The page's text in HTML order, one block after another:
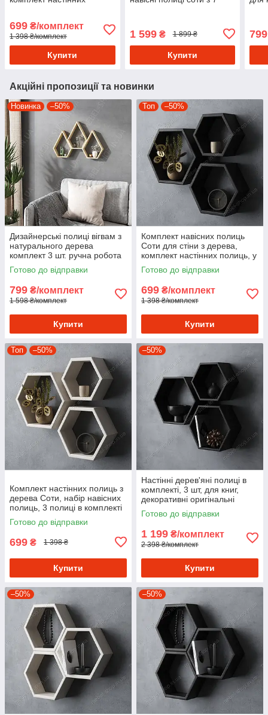
699 ₴/комплект
1 398 ₴/комплект
Купити
1 599₴ 1 899 ₴
Купити
799
Акційні пропозиції та новинки
Новинка –50%
Дизайнерські полиці вігвам з
натурального дерева
комплект 3 шт. ручна робота
Готово до відправки
799 ₴/комплект
1 598 ₴/комплект
Купити
Топ –50%
Комплект навісних полиць
Соти для стіни з дерева,
комплект настінних полиць, у
комплекті 3 полиці
Готово до відправки
699 ₴/комплект
1 398 ₴/комплект
Купити
Топ –50%
Комплект настінних полиць з
дерева Соти, набір навісних
полиць, 3 полиці в комплекті
для офісу
Готово до відправки
699 ₴ 1 398 ₴
Купити
–50%
Настінні дерев'яні полиці в
комплекті, 3 шт, для книг,
декоративні оригінальні
полички
Готово до відправки
1 199 ₴/комплект
2 398 ₴/комплект
Купити
–50% –50%